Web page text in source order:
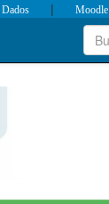
Dados | Moodle